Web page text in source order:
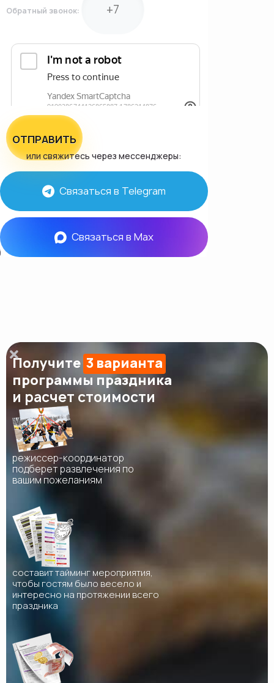
Обратный звонок:
ОТПРАВИТЬ
или свяжитесь через мессенджеры:
Связаться в Telegram
Связаться в Max
Получите 3 варианта
программы праздника
и расчет стоимости
режиссер-координатор
подберет развлечения по
вашим пожеланиям
составит тайминг мероприятия,
чтобы гостям было весело и
интересно на протяжении всего
праздника